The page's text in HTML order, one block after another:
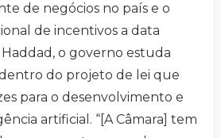
de negócios no país e o
de incentivos a data
o governo estuda
do projeto de lei que
para o desenvolvimento e
artificial. “[A Câmara] tem